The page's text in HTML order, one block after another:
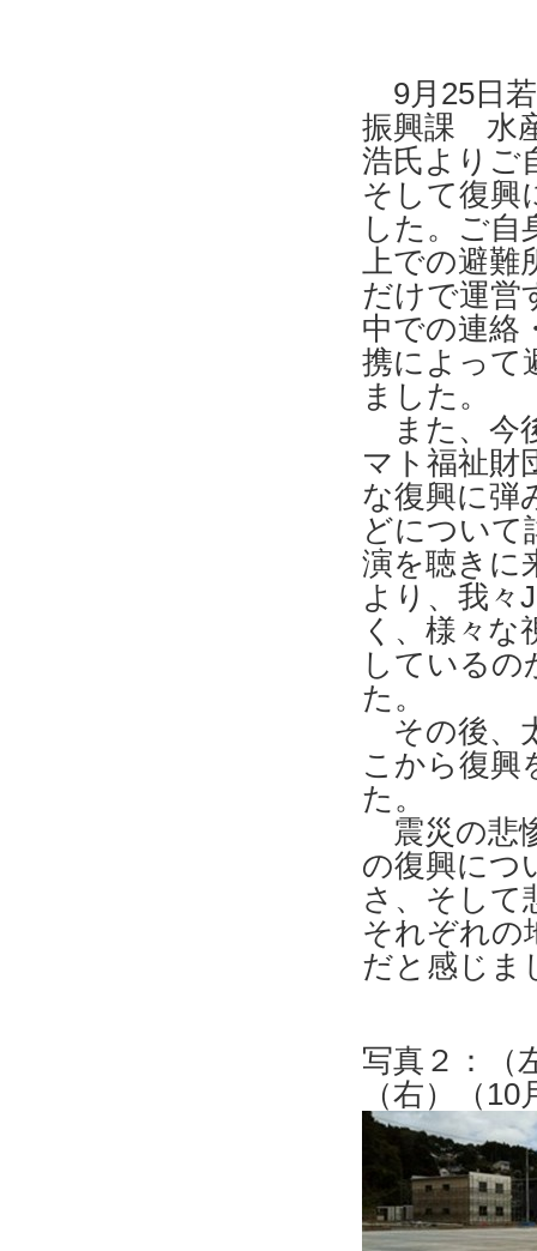
9月25日
振興課 水
浩氏よりご
そして復興
した。ご自
上での避難
だけで運営
中での連絡
携によって
ました。
また、今
マト福祉財
な復興に弾
どについて
演を聴きに
より、我々
く、様々な
している
た。
その後、
こから復興
た。
震災の悲
の復興につ
さ、そして
それぞれの
だと感じま
写真２：（
（右）（